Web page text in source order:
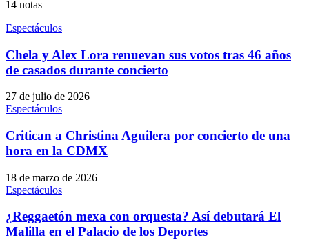
14 notas
Espectáculos
Chela y Alex Lora renuevan sus votos tras 46 años
de casados durante concierto
27 de julio de 2026
Espectáculos
Critican a Christina Aguilera por concierto de una
hora en la CDMX
18 de marzo de 2026
Espectáculos
¿Reggaetón mexa con orquesta? Así debutará El
Malilla en el Palacio de los Deportes